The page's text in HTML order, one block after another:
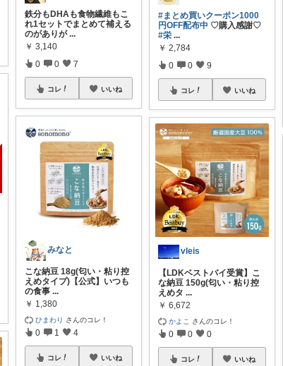
鉄分もDHAも食物繊維もこ
れ1セットでまとめて補える
のがありが ...
￥ 3,140
0 0 7
コレ いいね
みなと
こな納豆 18g(匂い・粘り控
えめタイプ)【公式】いつも
の食事 ...
￥ 1,380
ひまわり さんのコレ！
0 1 4
コレ いいね
#まとめ買いクーポン1000
円OFF配布中 ♡購入感謝♡
#栄 ...
￥ 2,784
0 0 9
コレ いいね
vleis
【LDKベストバイ受賞】こ
な納豆 150g(匂い・粘り控
えめタ ...
￥ 6,672
かよこ さんのコレ！
0 0 0
コレ いいね